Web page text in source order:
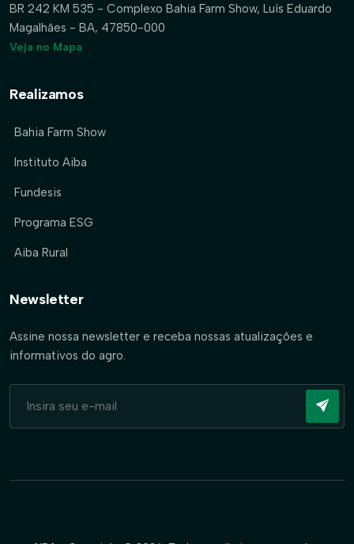
BR 242 KM 535 - Complexo Bahia Farm Show, Luís Eduardo
Magalhães - BA, 47850-000
Veja no Mapa
Realizamos
Bahia Farm Show
Instituto Aiba
Fundesis
Programa ESG
Aiba Rural
Newsletter
Assine nossa newsletter e receba nossas atualizações e
informativos do agro.